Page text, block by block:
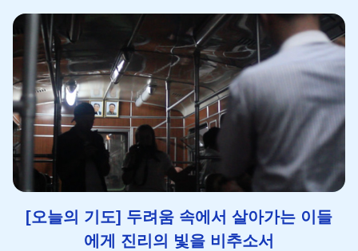
[오늘의 기도] 두려움 속에서 살아가는 이들
에게 진리의 빛을 비추소서